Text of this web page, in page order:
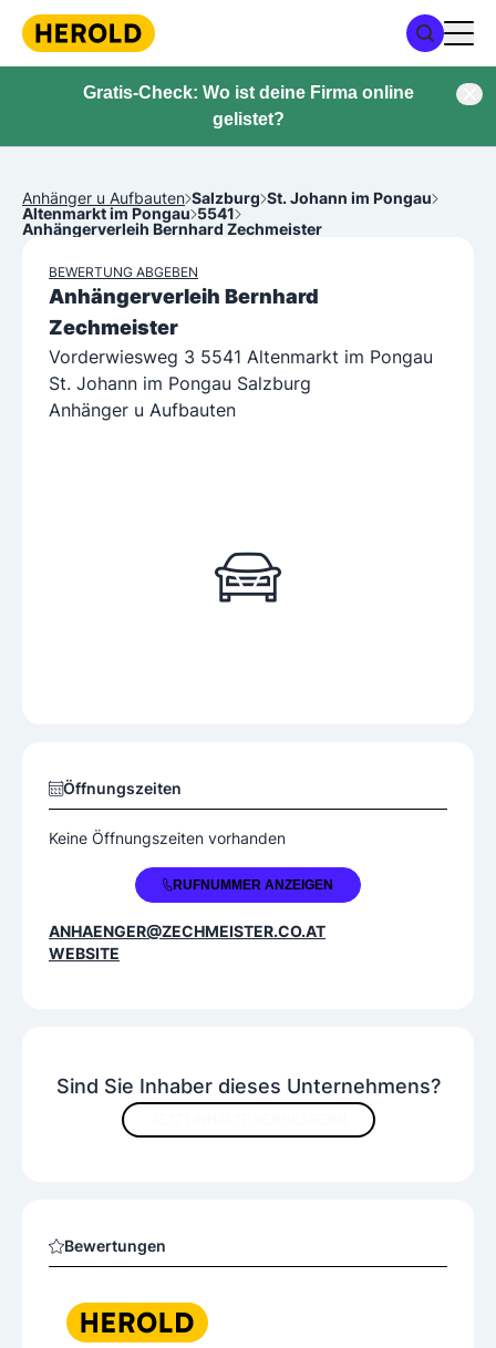
Gratis-Check: Wo ist deine Firma online
gelistet?
Anhänger u Aufbauten Salzburg St. Johann im Pongau
Altenmarkt im Pongau 5541
Anhängerverleih Bernhard Zechmeister
BEWERTUNG ABGEBEN
Anhängerverleih Bernhard
Zechmeister
Vorderwiesweg 3 5541 Altenmarkt im Pongau
St. Johann im Pongau Salzburg
Anhänger u Aufbauten
Sind Sie Inhaber dieses Unternehmens?
Bewertungen
Öffnungszeiten
Keine Öffnungszeiten vorhanden
+43 664 2606050RUFNUMMER ANZEIGEN
ANHAENGER@ZECHMEISTER.CO.AT
WEBSITE